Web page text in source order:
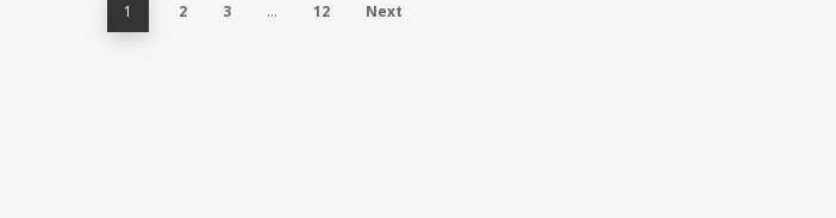
1 2 3 … 12 Next